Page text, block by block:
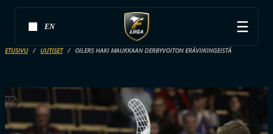
EN
ETUSIVU UUTISET OILERS HAKI MAUKKAAN DERBYVOITON ERÄVIIKINGEISTÄ